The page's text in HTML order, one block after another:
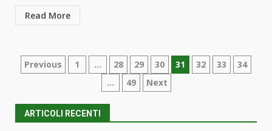
Read More
Paginazione
articoli
Previous 1 … 28 29 30 31 32 33
34
…
49 Next
ARTICOLI RECENTI